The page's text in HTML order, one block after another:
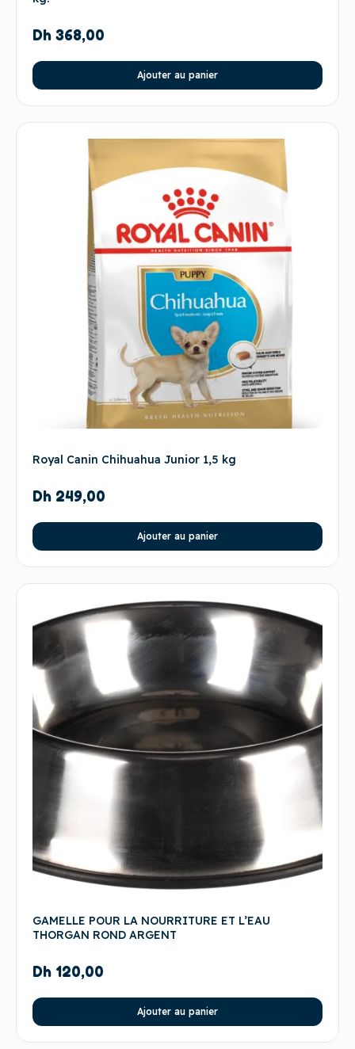
Dh 368,00
Ajouter au panier
Royal Canin Chihuahua Junior 1,5 kg
Dh 249,00
Ajouter au panier
GAMELLE POUR LA NOURRITURE ET L’EAU
THORGAN ROND ARGENT
Dh 120,00
Ajouter au panier